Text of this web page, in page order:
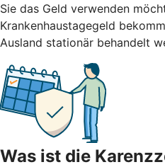
Sie das Geld verwenden
Krankenhaustagegeld
Ausland stationär behandelt
Was ist die